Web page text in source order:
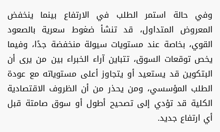
وفي حالة استمر الطلب في الارتفاع بينما ينخفض
المعروض المتداول، قد تنشأ ضغوط سعرية بالصعود
القوي، بخاصة عند مستويات سيولة منخفضة جدًا، وفيما
يخص توقعات السوق، تتباين آراء الخبراء بين من يرى أن
البتكوين قد يستعيد أو يتجاوز أعلى مستوياته مع عودة
الطلب المؤسسي، ومن يحذر من أن الظروف الاقتصادية
الكلية قد تؤدي إلى تصحيح أطول أو سوق صامتة قبل
أي ارتفاع جديد.